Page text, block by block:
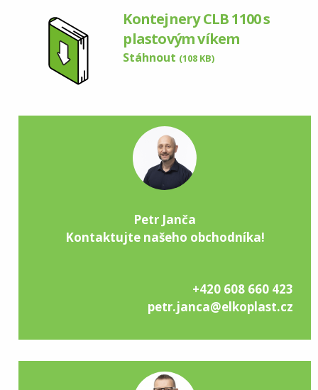
Kontejnery CLB 1100 s
plastovým víkem
Stáhnout (108 KB)
Petr Janča
Kontaktujte našeho obchodníka!
+420 608 660 423
petr.janca@elkoplast.cz